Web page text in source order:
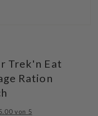
Trek'n Eat
Ration
von 5